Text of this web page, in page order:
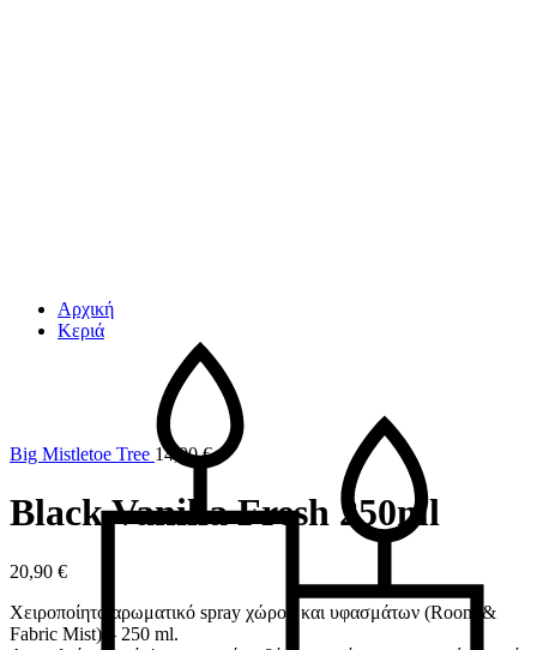
Αρχική
Κεριά
Big Mistletoe Tree 14,00€
Black Vanilla Fresh 250ml
20,90 €
Χειροποίητο αρωματικό spray χώρου και υφασμάτων (Room &
Fabric Mist) – 250 ml.